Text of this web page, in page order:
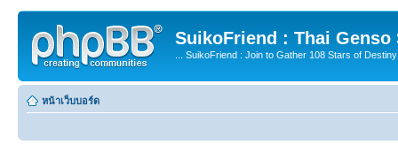
SuikoFriend : Thai Genso
... SuikoFriend : Join to Gather 108 Stars of
หน้าเว็บบอร์ด